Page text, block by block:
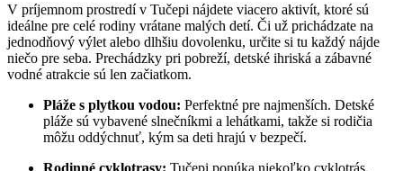
V príjemnom prostredí v Tučepi nájdete viacero aktivít, ktoré sú
ideálne pre celé rodiny vrátane malých detí. Či už prichádzate na
jednodňový výlet alebo dlhšiu dovolenku, určite si tu každý nájde
niečo pre seba. Prechádzky pri pobreží, detské ihriská a zábavné
vodné atrakcie sú len začiatkom.
Pláže s plytkou vodou: Perfektné pre najmenších. Detské
pláže sú vybavené slnečníkmi a lehátkami, takže si rodičia
môžu oddýchnuť, kým sa deti hrajú v bezpečí.
Rodinné cyklotrasy: Tučepi ponúka niekoľko cyklotrás,